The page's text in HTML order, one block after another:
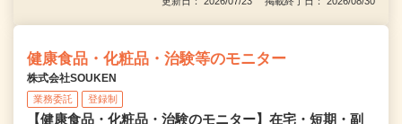
健康食品・化粧品・治験等のモニター
株式会社SOUKEN
業務委託 登録制
【健康食品・化粧品・治験のモニター】在宅・短期・副